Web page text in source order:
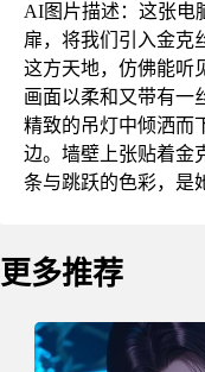
AI图片描述：这张电
扉，将我们引入金克
这方天地，仿佛能听
画面以柔和又带有一
精致的吊灯中倾洒而
边。墙壁上张贴着金
条与跳跃的色彩，是
更多推荐